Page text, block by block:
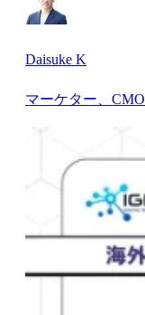
Daisuke K
マーケター、CMO